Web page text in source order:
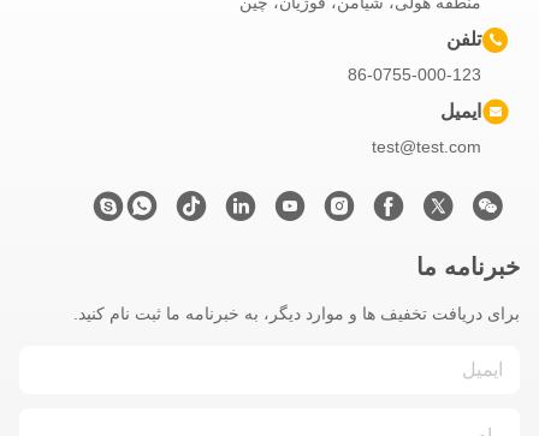
تلفن
86-0755-000-123
ایمیل
test@test.com
خبرنامه ما
برای دریافت تخفیف ها و موارد دیگر، به خبرنامه ما ثبت نام کنید.